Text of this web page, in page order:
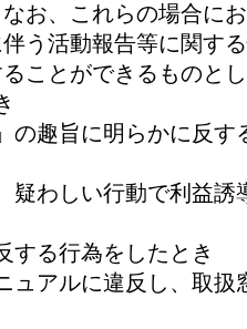
お、これらの場合に
う活動報告等に関す
ことができるものと
の趣旨に明らかに反
疑わしい行動で利益
する行為をしたとき
ュアルに違反し、取